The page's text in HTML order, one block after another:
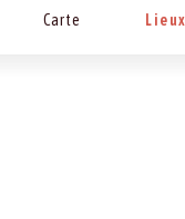
Carte